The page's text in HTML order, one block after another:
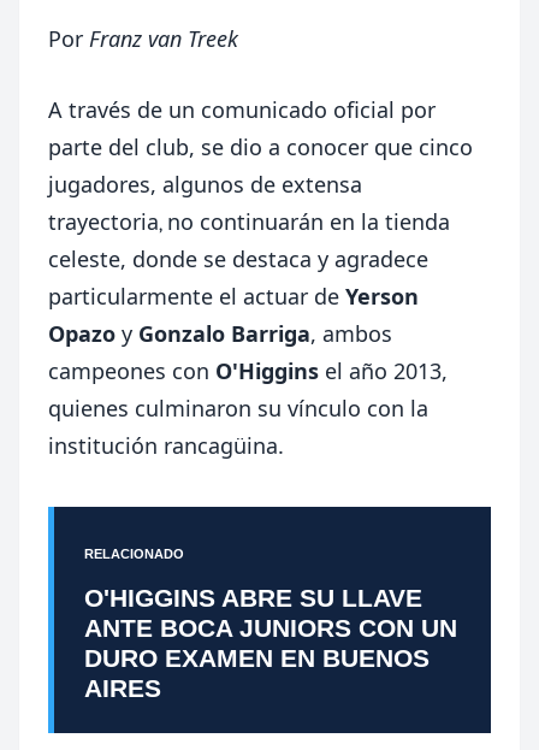
Por Franz van Treek
A través de un comunicado oficial por
parte del club, se dio a conocer que cinco
jugadores, algunos de extensa
trayectoria, no continuarán en la tienda
celeste, donde se destaca y agradece
particularmente el actuar de Yerson
Opazo y Gonzalo Barriga, ambos
campeones con O'Higgins el año 2013,
quienes culminaron su vínculo con la
institución rancagüina.
RELACIONADO
O'HIGGINS ABRE SU LLAVE
ANTE BOCA JUNIORS CON UN
DURO EXAMEN EN BUENOS
AIRES